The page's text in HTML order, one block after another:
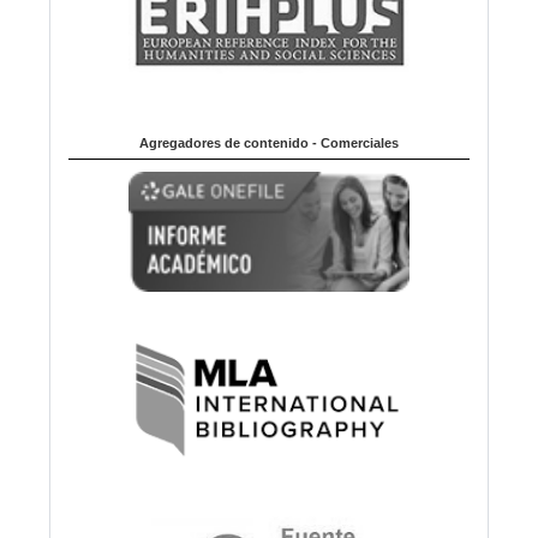
Agregadores de contenido - Comerciales